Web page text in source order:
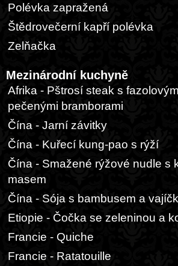
Polévka zapražená
Štědrovečerní kapří polévka
Zelňačka
Mezinárodní kuchyně
Afrika - Pštrosí steak s
pečenými bramborami
Čína - Jarní závitky
Čína - Kuřecí kung-pao s rýží
Čína - Smažené rýžové nudle s
masem
Čína - Sója s bambusem a
Etiopie - Čočka se zeleninou a
Francie - Quiche
Francie - Ratatouille